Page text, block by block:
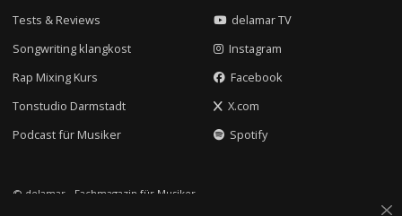
Tests & Reviews
Songwriting klangkost
Rap Mixing Kurs
Tonstudio Darmstadt
Podcast für Musiker
delamar TV
Instagram
Facebook
X.com
Spotify
© delamar - Fachmagazin für Musiker